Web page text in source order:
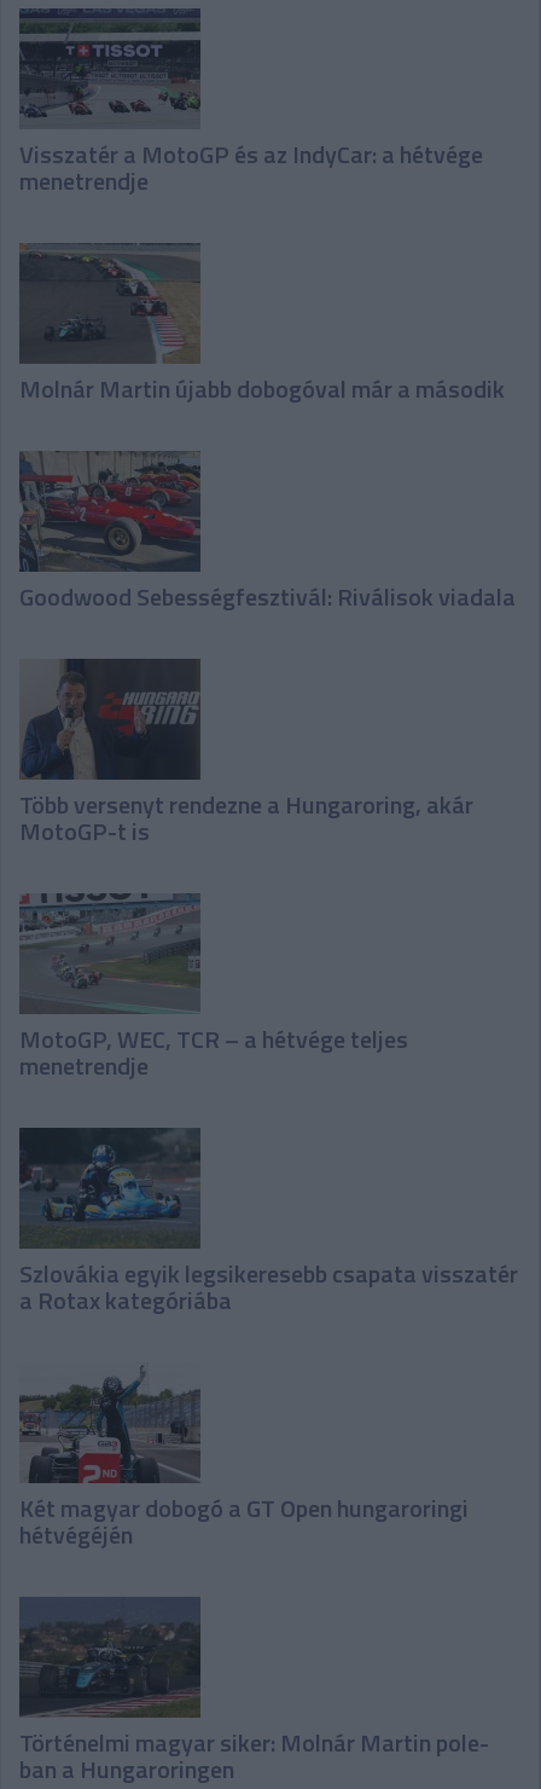
Visszatér a MotoGP és az IndyCar: a hétvége
menetrendje
Molnár Martin újabb dobogóval már a második
Goodwood Sebességfesztivál: Riválisok viadala
Több versenyt rendezne a Hungaroring, akár
MotoGP-t is
MotoGP, WEC, TCR – a hétvége teljes
menetrendje
Szlovákia egyik legsikeresebb csapata visszatér
a Rotax kategóriába
Két magyar dobogó a GT Open hungaroringi
hétvégéjén
Történelmi magyar siker: Molnár Martin pole-
ban a Hungaroringen